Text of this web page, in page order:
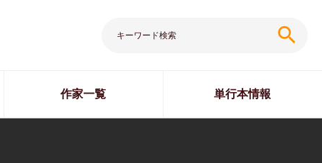
search
作家一覧 単行本情報